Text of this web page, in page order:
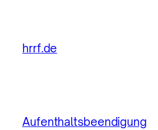
hrrf.de
Aufenthaltsbeendigung